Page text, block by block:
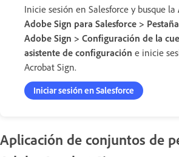
Inicie sesión en Salesforce y busque la
Adobe Sign para Salesforce >
Adobe Sign > Configuración de la
asistente de configuración e inicie
Acrobat Sign.
Iniciar sesión en Salesforce
Aplicación de conjuntos de